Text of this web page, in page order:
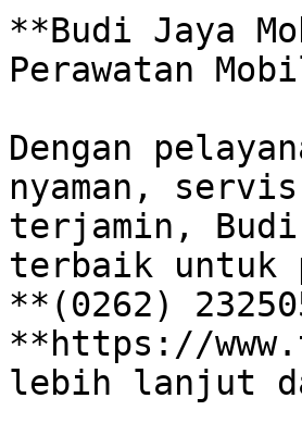
**Budi Jaya
Perawatan
Dengan
nyaman,
terjamin,
terbaik untuk
**(0262)
**https://
lebih lanjut